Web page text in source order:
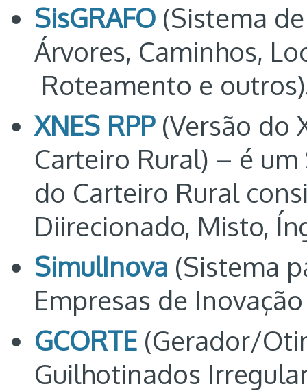
SisGRAFO (Sistema
Árvores, Caminhos,
Roteamento e
XNES RPP(Versão do
Carteiro Rural) – é
do Carteiro Rural
Diirecionado, Misto,
SimulInova (Sistema
Empresas de
GCORTE (Gerador/
Guilhotinados